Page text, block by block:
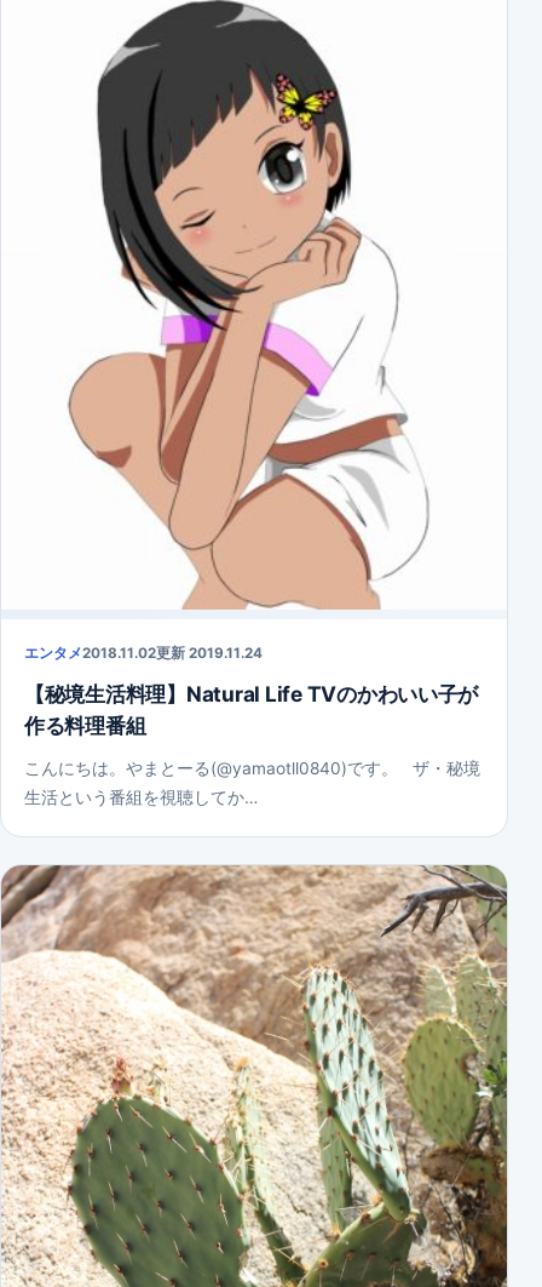
エンタメ2018.11.02更新 2019.11.24
【秘境生活料理】Natural Life TVのかわいい子が
作る料理番組
こんにちは。やまとーる(@yamaotll0840)です。 ザ・秘境
生活という番組を視聴してか…